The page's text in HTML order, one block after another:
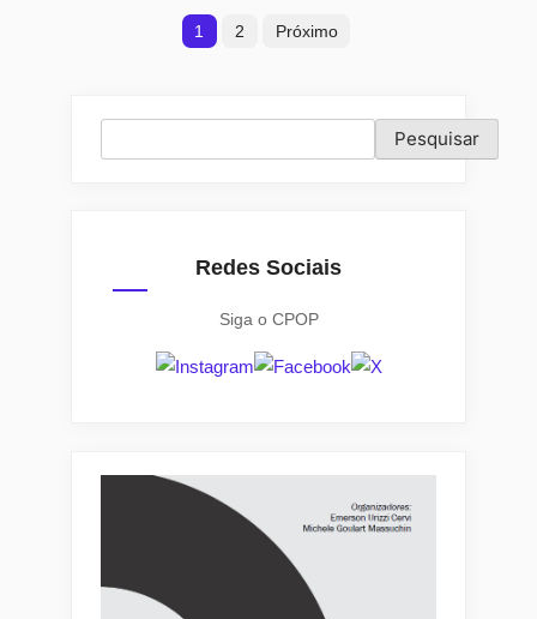
Porto
1 2 Próximo
Pesquisar
Redes Sociais
Siga o CPOP